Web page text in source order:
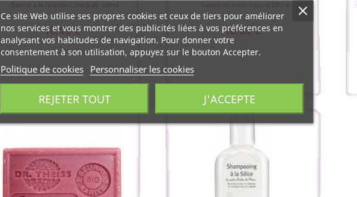
Baume à la Grande Consoude 100ml
18,05 €
Baume au souci naturel 100ml
18,05 €
Ce site Web utilise ses propres cookies et ceux de tiers pour améliorer
nos services et vous montrer des publicités liées à vos préférences en
analysant vos habitudes de navigation. Pour donner votre
consentement à son utilisation, appuyez sur le bouton Accepter.
Politique de cookies Personnaliser les cookies
REJETER TOUT J'ACCEPTE